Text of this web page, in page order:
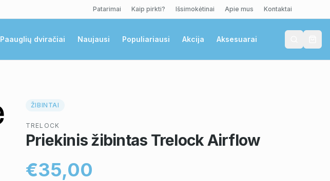
Patarimai Kaip pirkti? Išsimokėtinai Apie mus Kontaktai
Paauglių dviračiai Naujausi Populiariausi Akcija Aksesuarai
ŽIBINTAI
TRELOCK
Priekinis žibintas Trelock Airflow
€35,00